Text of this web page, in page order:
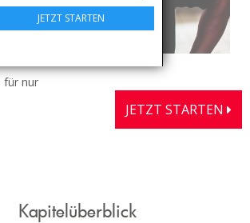
JETZT STARTEN
für nur
JETZT STARTEN
Kapitelüberblick